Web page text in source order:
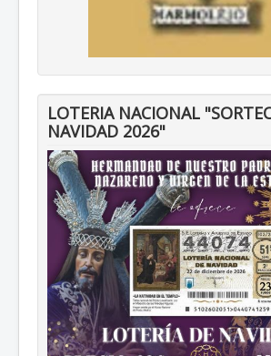
LOTERIA NACIONAL
NAVIDAD 2026"